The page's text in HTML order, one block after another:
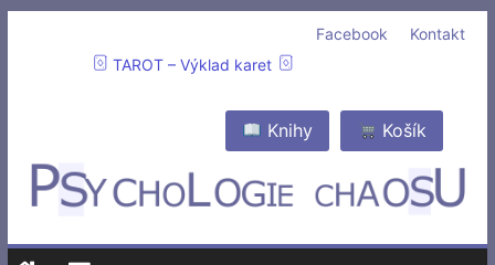
Kontakt
Facebook
TAROT – Výklad karet
Košík
Knihy